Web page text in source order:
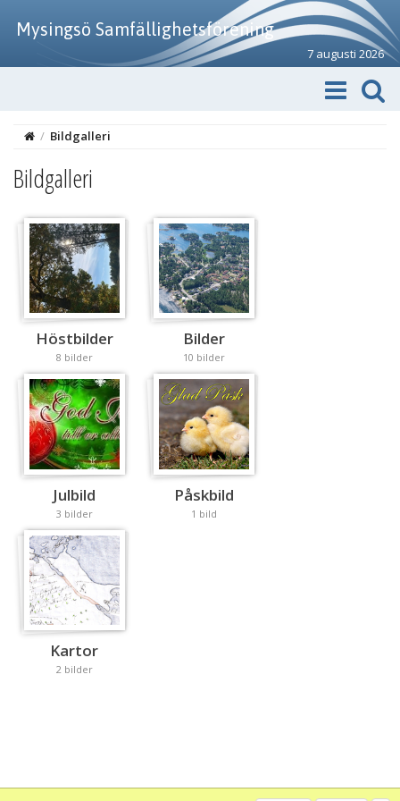
Mysingsö Samfällighetsförening
7 augusti 2026
/ Bildgalleri
Bildgalleri
Höstbilder
8 bilder
Bilder
10 bilder
Julbild
3 bilder
Påskbild
1 bild
Kartor
2 bilder